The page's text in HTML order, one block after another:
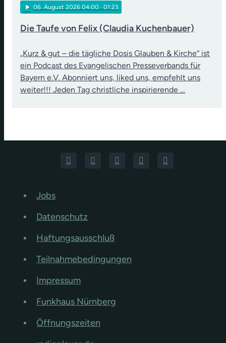
play_arrow 06. August 2026 04:00 · 01:23
Die Taufe von Felix (Claudia Kuchenbauer)
„Kurz & gut – die tägliche Dosis Glauben & Kirche“ ist
ein Podcast des Evangelischen Presseverbands für
Bayern e.V. Abonniert uns, liked uns, empfehlt uns
weiter!!! Jeden Tag christliche inspirierende …
Jobs
Datenschutz
Haftungsausschluß
Teilnahmebedingungen
Impressum
Funkhaus Nürnberg
Öffnungszeiten